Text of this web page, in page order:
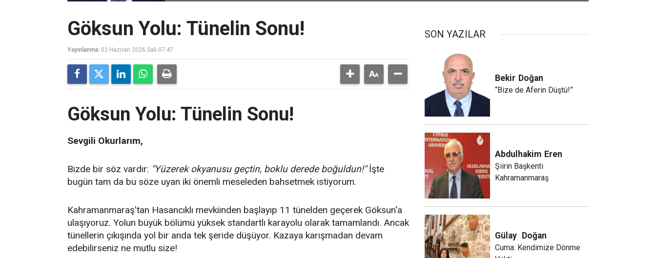
Göksun Yolu: Tünelin Sonu!
Yayınlanma: 02 Haziran 2026 Salı 07:47
Göksun Yolu: Tünelin Sonu!
Sevgili Okurlarım,
Bizde bir söz vardır: "Yüzerek okyanusu geçtin, boklu derede boğuldun!"İşte
bugün tam da bu söze uyan iki önemli meseleden bahsetmek istiyorum.
Kahramanmaraş'tan Hasancıklı mevkiinden başlayıp 11 tünelden geçerek Göksun'a
ulaşıyoruz. Yolun büyük bölümü yüksek standartlı karayolu olarak tamamlandı. Ancak
tünellerin çıkışında yol bir anda tek şeride düşüyor. Kazaya karışmadan devam
edebilirseniz ne mutlu size!
SON YAZILAR
Bekir Doğan
“Bize de Aferin Düştü!”
Abdulhakim Eren
Şiirin Başkenti
Kahramanmaraş
Gülay Doğan
Cuma: Kendimize Dönme